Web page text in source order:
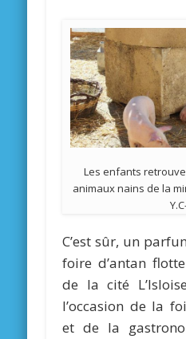
Les enfants
animaux nains de la
C’est sûr, un
foire d’antan
de la cité
l’occasion de la
et de la